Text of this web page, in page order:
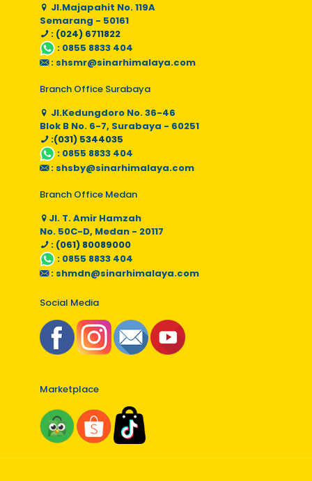
Jl.Majapahit No. 119A
Semarang - 50161
: (024) 6711822
: 0855 8833 404
: shsmr@sinarhimalaya.com
Branch Office Surabaya
Jl.Kedungdoro No. 36-46
Blok B No. 6-7, Surabaya - 60251
:(031) 5344035
: 0855 8833 404
: shsby@sinarhimalaya.com
Branch Office Medan
Jl. T. Amir Hamzah
No. 50C-D, Medan - 20117
: (061) 80089000
: 0855 8833 404
: shmdn@sinarhimalaya.com
Social Media
Marketplace